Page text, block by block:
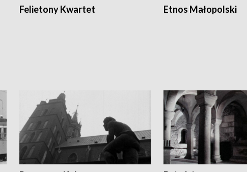
Felietony Kwartet Etnos Małopolski